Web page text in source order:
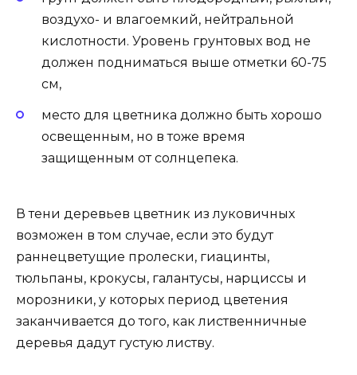
воздухо- и влагоемкий, нейтральной
кислотности. Уровень грунтовых вод не
должен подниматься выше отметки 60-75
см,
место для цветника должно быть хорошо
освещенным, но в тоже время
защищенным от солнцепека.
В тени деревьев цветник из луковичных
возможен в том случае, если это будут
раннецветущие пролески, гиацинты,
тюльпаны, крокусы, галантусы, нарциссы и
морозники, у которых период цветения
заканчивается до того, как лиственничные
деревья дадут густую листву.